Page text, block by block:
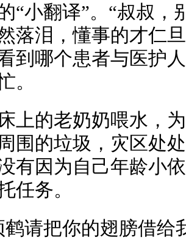
“小翻译”。“叔叔
落泪，懂事的才仁
到哪个患者与医护
。
的老奶奶喂水，为
围的垃圾，灾区处
有因为自己年龄小
任务。
把你的翅膀借给